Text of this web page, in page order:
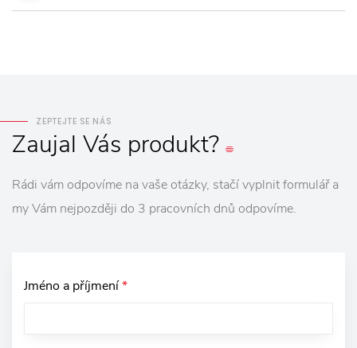
ZEPTEJTE SE NÁS
Zaujal Vás produkt?
Rádi vám odpovíme na vaše otázky, stačí vyplnit formulář a
my Vám nejpozději do 3 pracovních dnů odpovíme.
Jméno a příjmení*